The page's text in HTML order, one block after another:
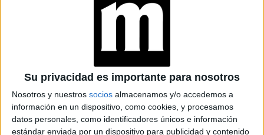
Su privacidad es importante para nosotros
Nosotros y nuestros socios almacenamos y/o accedemos a
información en un dispositivo, como cookies, y procesamos
datos personales, como identificadores únicos e información
estándar enviada por un dispositivo para publicidad y contenido
PONY HAIR: LA
ANIMAL PRINT A
OTRO NIVEL
CÓMO LLEVAR
BUFANDAS XXL CON
TODO EL ESTILO